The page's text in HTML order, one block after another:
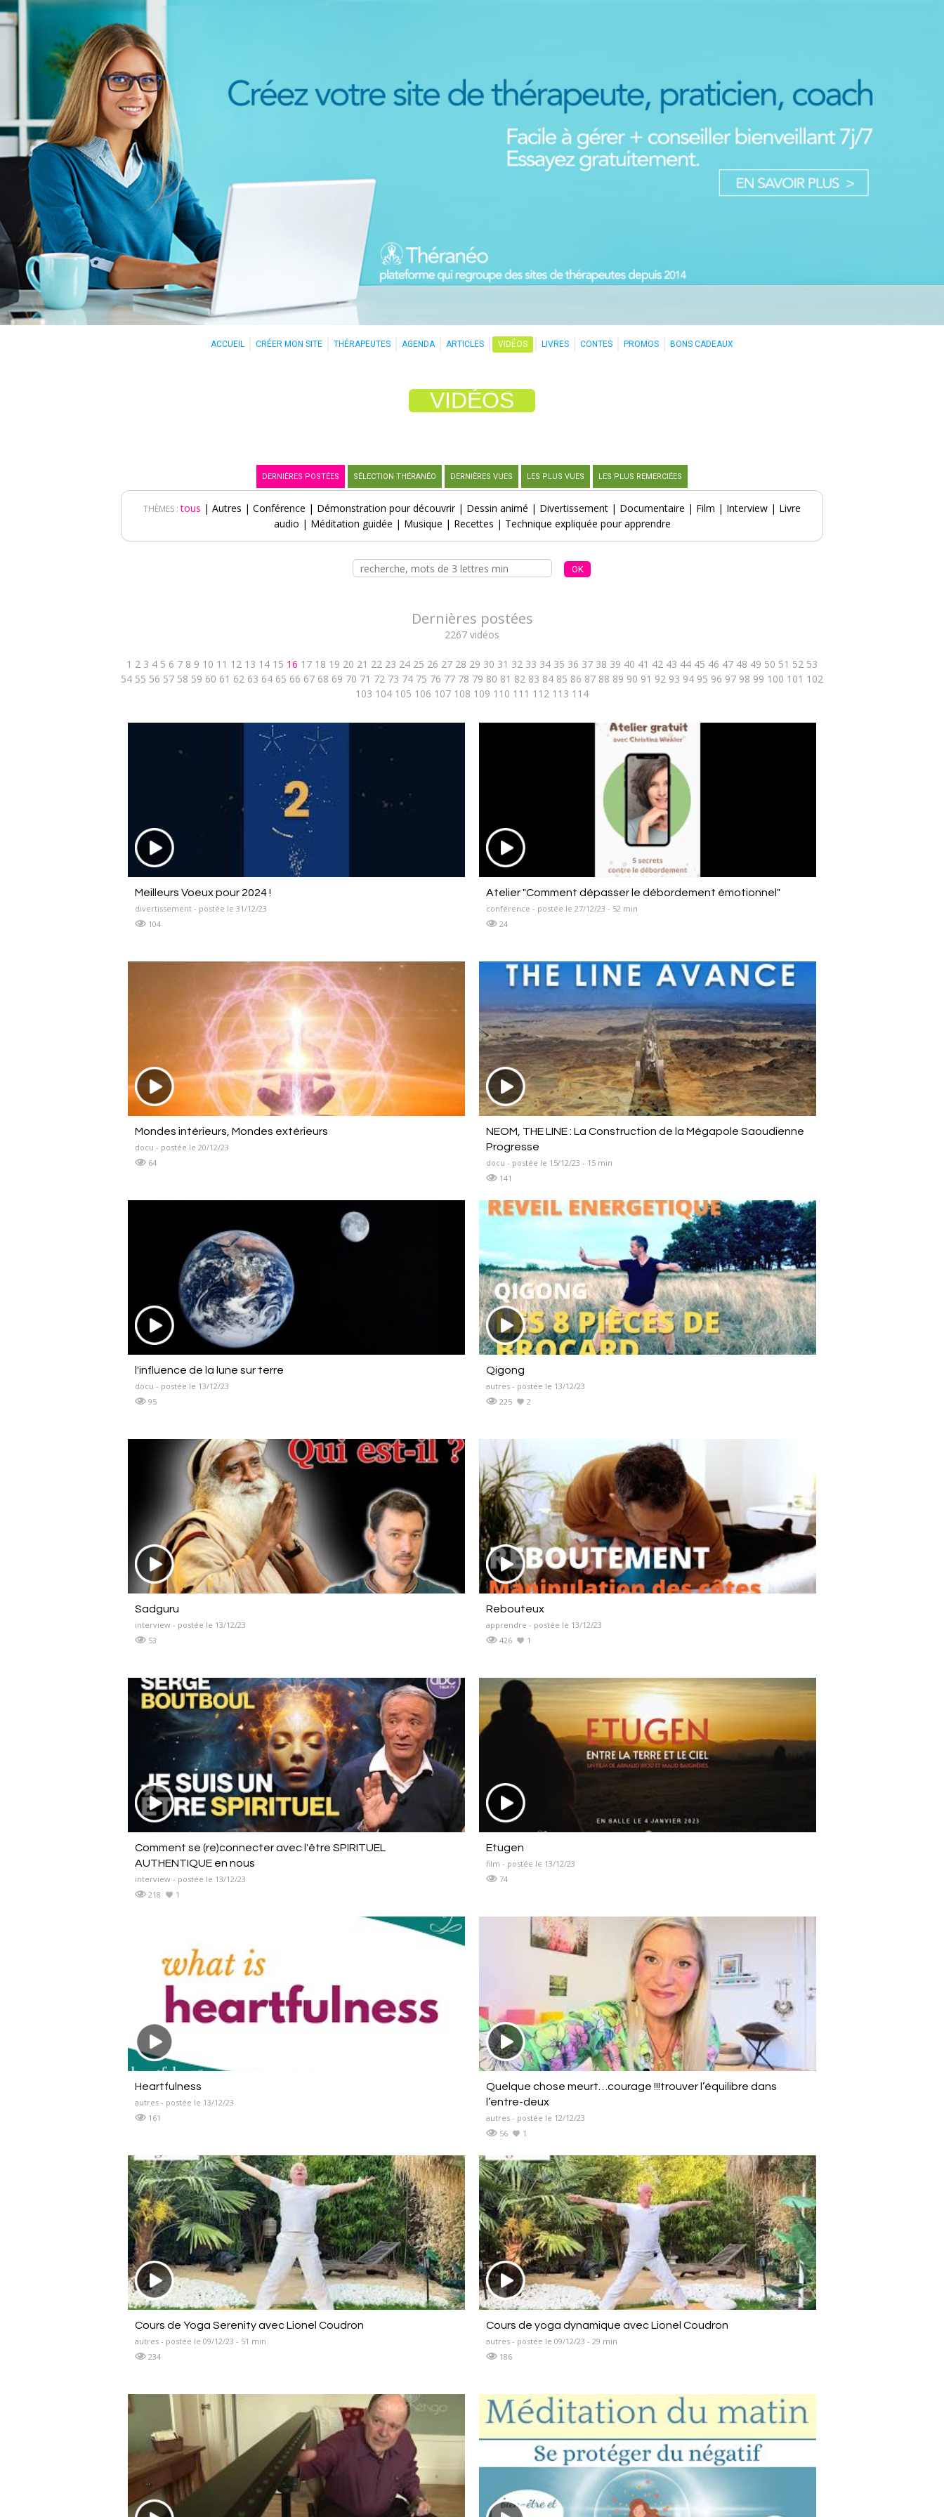
ACCUEIL CRÉER MON SITE THÉRAPEUTES AGENDA ARTICLES VIDÉOS LIVRES CONTES PROMOS BONS CADEAUX
VIDÉOS
DERNIÈRES POSTÉES SÉLECTION THÉRANÉO DERNIÈRES VUES LES PLUS VUES LES PLUS REMERCIÉES
THÈMES :tous | Autres | Conférence | Démonstration pour découvrir| Dessin animé | Divertissement | Documentaire | Film | Interview | Livre
audio | Méditation guidée | Musique | Recettes | Technique expliquée pour apprendre
Dernières postées
2267 vidéos
1 2 3 4 5 6 7 8 9 10 11 12 13 14 15 16 17 18 19 20 21 22 23 24 25 26 27 28 29 30 31 32 33 34 35 36 37 38 39 40 41 42 43 44 45 46 47 48 49 50 51 52 53
54 55 56 57 58 59 60 61 62 63 64 65 66 67 68 69 70 71 72 73 74 75 76 77 78 79 80 81 82 83 84 85 86 87 88 89 90 91 92 93 94 95 96 97 98 99 100 101 102
103 104 105 106 107 108 109 110 111 112 113 114
Meilleurs Voeux pour 2024 !
divertissement - postée le 31/12/23
104
Atelier "Comment dépasser le débordement émotionnel"
conférence - postée le 27/12/23 - 52 min
24
Mondes intérieurs, Mondes extérieurs
docu - postée le 20/12/23
64
NEOM, THE LINE : La Construction de la Mégapole Saoudienne
Progresse
docu - postée le 15/12/23 - 15 min
141
l'influence de la lune sur terre
docu - postée le 13/12/23
95
Qigong
autres - postée le 13/12/23
225
2
Sadguru
interview - postée le 13/12/23
53
Rebouteux
apprendre - postée le 13/12/23
426
1
Comment se (re)connecter avec l'être SPIRITUEL
AUTHENTIQUE en nous
interview - postée le 13/12/23
218
1
Etugen
film - postée le 13/12/23
74
Heartfulness
autres - postée le 13/12/23
161
Quelque chose meurt…courage !!!trouver l’équilibre dans
l’entre-deux
autres - postée le 12/12/23
56
1
Cours de Yoga Serenity avec Lionel Coudron
autres - postée le 09/12/23 - 51 min
234
Cours de yoga dynamique avec Lionel Coudron
autres - postée le 09/12/23 - 29 min
186